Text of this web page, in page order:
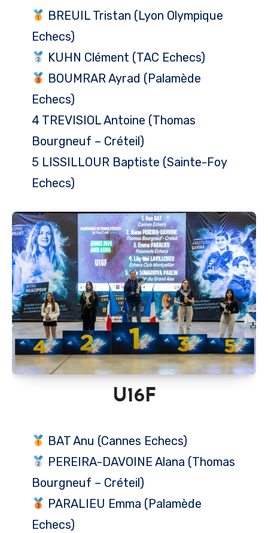
BREUIL Tristan (Lyon Olympique
Echecs)
KUHN Clément (TAC Echecs)
BOUMRAR Ayrad (Palamède
Echecs)
4 TREVISIOL Antoine (Thomas
Bourgneuf – Créteil)
5 LISSILLOUR Baptiste (Sainte-Foy
Echecs)
U16F
BAT Anu (Cannes Echecs)
PEREIRA-DAVOINE Alana (Thomas
Bourgneuf – Créteil)
PARALIEU Emma (Palamède
Echecs)